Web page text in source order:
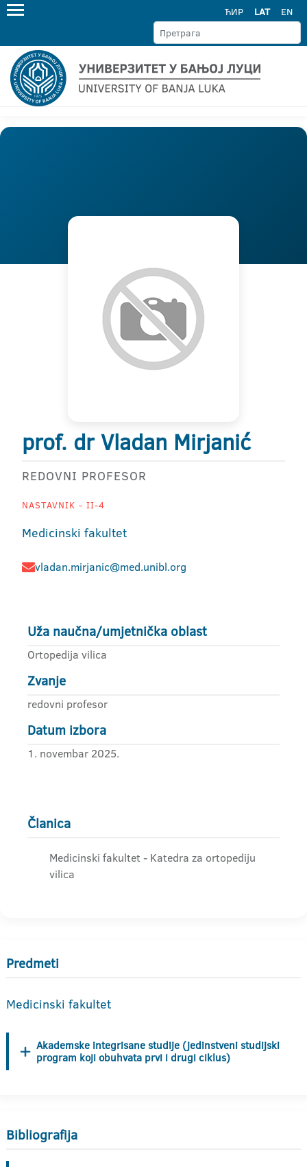
ЋИР LAT EN
prof. dr Vladan Mirjanić
REDOVNI PROFESOR
NASTAVNIK - II-4
Medicinski fakultet
vladan.mirjanic@med.unibl.org
Uža naučna/umjetnička oblast
Ortopedija vilica
Zvanje
redovni profesor
Datum izbora
1. novembar 2025.
Članica
Medicinski fakultet - Katedra za ortopediju
vilica
Predmeti
Medicinski fakultet
Akademske integrisane studije (jedinstveni studijski
program koji obuhvata prvi i drugi ciklus)
Bibliografija